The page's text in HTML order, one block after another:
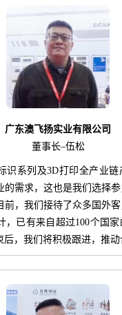
广东澳飞扬实业有限公司
董事长–伍松
识系列及3D打印全产业链
的需求，这也是我们选择
前，我们接待了众多国外
，已有来自超过100个国
，我们将积极跟进，推动